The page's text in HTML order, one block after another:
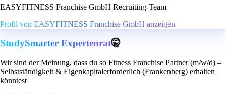
EASYFITNESS Franchise GmbH Recruiting-Team
Profil von EASYFITNESS Franchise GmbH anzeigen
StudySmarter Expertenrat🤫
Wir sind der Meinung, dass du so Fitness Franchise Partner (m/w/d) –
Selbstständigkeit & Eigenkapitalerforderlich (Frankenberg) erhalten
könntest